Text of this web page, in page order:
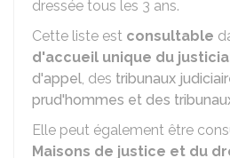
dressée tous les 3 ans.
Cette liste est consultable
d'accueil unique du
d'appel, des tribunaux
prud'hommes et des
Elle peut également être
Maisons de justice et du